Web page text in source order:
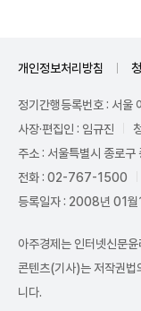
개인정보처리방침
정기간행등록번호 : 서
사장·편집인 : 임규진
주소 : 서울특별시 종로
전화 : 02-767-1500
등록일자 : 2008년 01월
아주경제는 인터넷신문
콘텐츠(기사)는 저작권법
니다.